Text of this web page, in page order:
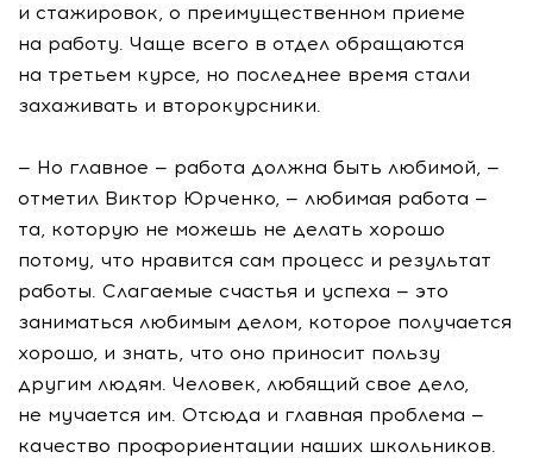
и стажировок, о преимущественном приеме
на работу. Чаще всего в отдел обращаются
на третьем курсе, но последнее время стали
захаживать и второкурсники.
— Но главное — работа должна быть любимой, —
отметил Виктор Юрченко, — любимая работа —
та, которую не можешь не делать хорошо
потому, что нравится сам процесс и результат
работы. Слагаемые счастья и успеха — это
заниматься любимым делом, которое получается
хорошо, и знать, что оно приносит пользу
другим людям. Человек, любящий свое дело,
не мучается им. Отсюда и главная проблема —
качество профориентации наших школьников.